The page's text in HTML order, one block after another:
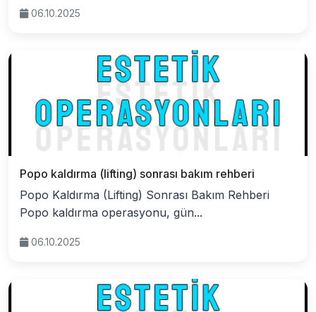
06.10.2025
Popo kaldırma (lifting) sonrası bakım rehberi
Popo Kaldırma (Lifting) Sonrası Bakım Rehberi
Popo kaldırma operasyonu, gün...
06.10.2025